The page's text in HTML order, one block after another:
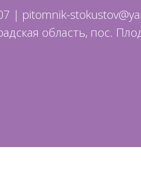
| pitomnik-
область, пос.